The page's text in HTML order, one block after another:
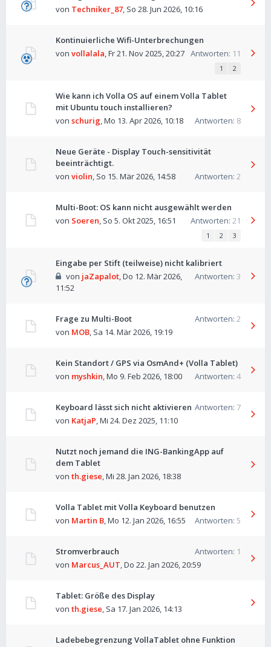
von Techniker_87, So 28. Jun 2026, 10:16
Kontinuierliche Wifi-Unterbrechungen
Antworten: 11
von vollalala,Fr 21. Nov 2025, 20:27
1 2
Wie kann ich Volla OS auf einem Volla Tablet
mit Ubuntu touch installieren?
Antworten: 8
von schurig,Mo 13. Apr 2026, 10:18
Neue Geräte - Display Touch-sensitivität
beeinträchtigt.
Antworten: 2
von violin, So 15. Mär 2026, 14:58
Multi-Boot: OS kann nicht ausgewählt werden
Antworten: 21
von Soeren, So 5. Okt 2025, 16:51
1 2 3
Eingabe per Stift (teilweise) nicht kalibriert
Antworten: 3
von jaZapalot,Do 12. Mär 2026,
11:52
Frage zu Multi-Boot Antworten: 2
von MOB, Sa 14. Mär 2026, 19:19
Kein Standort / GPS via OsmAnd+ (Volla Tablet)
Antworten: 4
von myshkin,Mo 9. Feb 2026, 18:00
Keyboard lässt sich nicht aktivieren Antworten: 7
von KatjaP,Mi 24. Dez 2025, 11:10
Nutzt noch jemand die ING-BankingApp auf
dem Tablet
von th.giese,Mi 28. Jan 2026, 18:38
Volla Tablet mit Volla Keyboard benutzen
Antworten: 5
von Martin B,Mo 12. Jan 2026, 16:55
Stromverbrauch Antworten: 1
von Marcus_AUT,Do 22. Jan 2026, 20:59
Tablet: Größe des Display
von th.giese, Sa 17. Jan 2026, 14:13
Ladebebegrenzung VollaTablet ohne Funktion